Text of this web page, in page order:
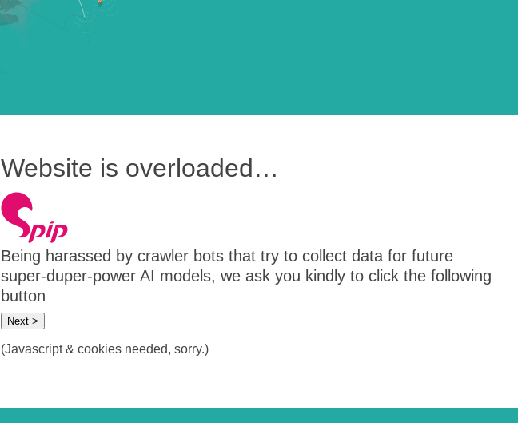
Website is overloaded…
Being harassed by crawler bots that try to collect data for future
super-duper-power AI models, we ask you kindly to click the following
button
Next >
(Javascript & cookies needed, sorry.)